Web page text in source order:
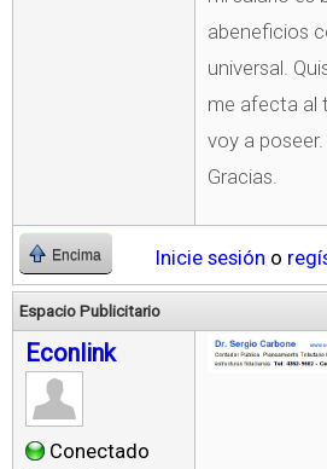
abeneficios
universal.
me afecta al
voy a
Gracias.
Encima Inicie sesión o
Espacio Publicitario
Econlink
Conectado